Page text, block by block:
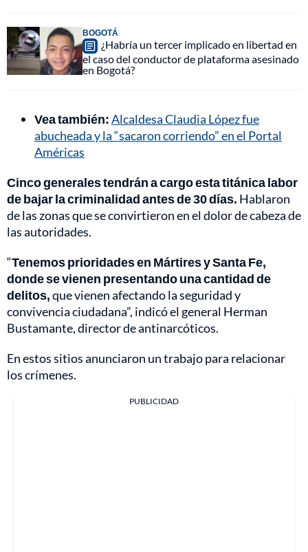
BOGOTÁ
¿Habría un tercer implicado en libertad en
el caso del conductor de plataforma asesinado
en Bogotá?
Vea también:Alcaldesa Claudia López fue
abucheada y la “sacaron corriendo” en el Portal
Américas
Cinco generales tendrán a cargo esta titánica labor
de bajar la criminalidad antes de 30 días. Hablaron
de las zonas que se convirtieron en el dolor de cabeza de
las autoridades.
“Tenemos prioridades en Mártires y Santa Fe,
donde se vienen presentando una cantidad de
delitos,que vienen afectando la seguridad y
convivencia ciudadana”, indicó el general Herman
Bustamante, director de antinarcóticos.
En estos sitios anunciaron un trabajo para relacionar
los crímenes.
PUBLICIDAD